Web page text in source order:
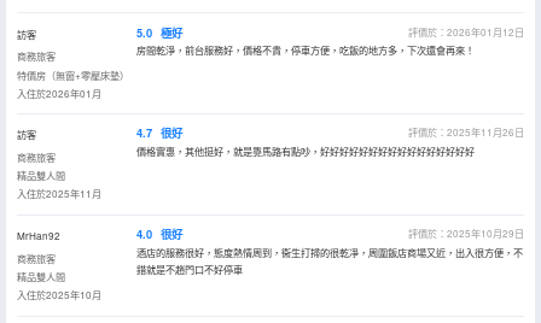
訪客
商務旅客
特價房（無窗+零壓床墊）
入住於2026年01月
5.0 極好
評價於：2026年01月12日
房間乾淨，前台服務好，價格不貴，停車方便，吃飯的地方多，下次還會再來！
訪客
商務旅客
精品雙人間
入住於2025年11月
4.7 很好
評價於：2025年11月26日
價格實惠，其他挺好，就是靠馬路有點吵，好好好好好好好好好好好好好好好好
MrHan92
商務旅客
精品雙人間
入住於2025年10月
4.0 很好
評價於：2025年10月29日
酒店的服務很好，態度熱情周到，衞生打掃的很乾凈，周圍飯店商場又近，出入很方便，不
錯就是不趙門口不好停車